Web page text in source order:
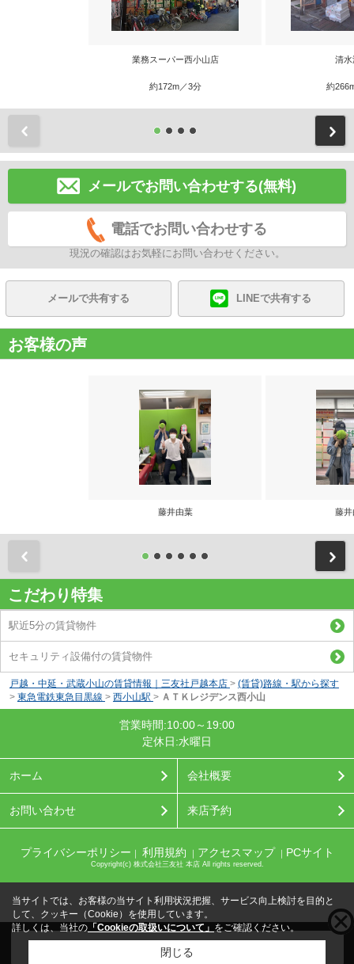
業務スーパー西小山店
約172m／3分
清水
約
メールでお問い合わせする(無料)
電話でお問い合わせする
現況の確認はお気軽にお問い合わせください。
メールで共有する LINEで共有する
お客様の声
藤井由葉 藤井
こだわり特集
駅近5分の賃貸物件
セキュリティ設備付の賃貸物件
戸越・中延・武蔵小山の賃貸情報｜三友社戸越本店 > (賃貸)路線・駅から探す
> 東急電鉄東急目黒線 > 西小山駅 > ＡＴＫレジデンス西小山
営業時間:10:00～19:00
定休日:水曜日
ホーム 会社概要
お問い合わせ 来店予約
プライバシーポリシー ｜ 利用規約 ｜ アクセスマップ ｜ PCサイト
Copyright(c) 株式会社三友社 本店 All rights reserved.
こちらの物件をご覧の方にお勧めな物件
当サイトでは、お客様の当サイト利用状況把握、サービス向上検討を目的と
して、クッキー（Cookie）を使用しています。
詳しくは、当社の 「Cookieの取扱いについて」 をご確認ください。
閉じる